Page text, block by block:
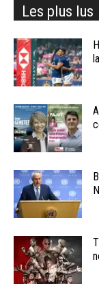
Les plus lus